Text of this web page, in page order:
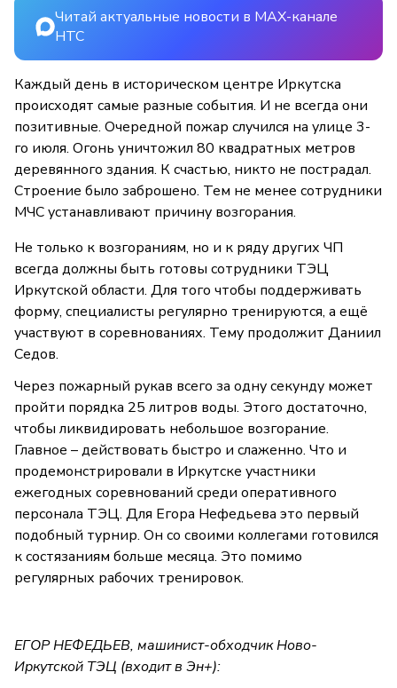
Читай актуальные новости в MAX-канале
НТС
Каждый день в историческом центре Иркутска
происходят самые разные события. И не всегда они
позитивные. Очередной пожар случился на улице 3-
го июля. Огонь уничтожил 80 квадратных метров
деревянного здания. К счастью, никто не пострадал.
Строение было заброшено. Тем не менее сотрудники
МЧС устанавливают причину возгорания.
Не только к возгораниям, но и к ряду других ЧП
всегда должны быть готовы сотрудники ТЭЦ
Иркутской области. Для того чтобы поддерживать
форму, специалисты регулярно тренируются, а ещё
участвуют в соревнованиях. Тему продолжит Даниил
Седов.
Через пожарный рукав всего за одну секунду может
пройти порядка 25 литров воды. Этого достаточно,
чтобы ликвидировать небольшое возгорание.
Главное – действовать быстро и слаженно. Что и
продемонстрировали в Иркутске участники
ежегодных соревнований среди оперативного
персонала ТЭЦ. Для Егора Нефедьева это первый
подобный турнир. Он со своими коллегами готовился
к состязаниям больше месяца. Это помимо
регулярных рабочих тренировок.
ЕГОР НЕФЕДЬЕВ, машинист-обходчик Ново-
Иркутской ТЭЦ (входит в Эн+):